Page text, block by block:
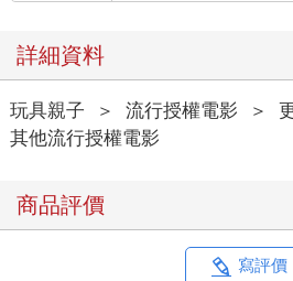
詳細資料
玩具親子 ＞ 流行授權電影 ＞
其他流行授權電影
商品評價
寫評價